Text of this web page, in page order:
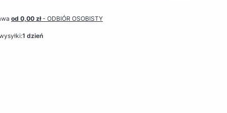
od 0,00 zł- ODBIÓR OSOBISTY
1 dzień